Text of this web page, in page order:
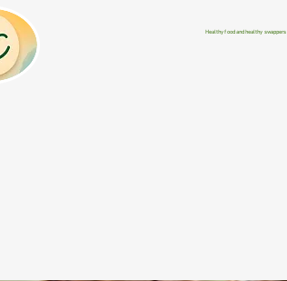
Healthy food and healthy swappers